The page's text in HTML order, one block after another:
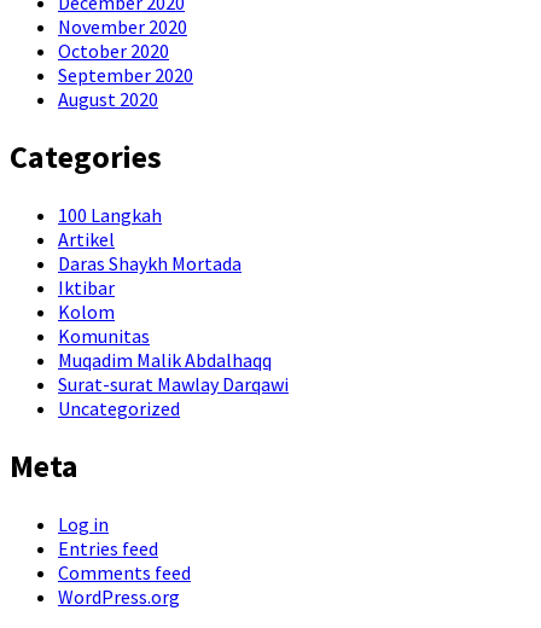
November 2020
October 2020
September 2020
August 2020
Categories
100 Langkah
Artikel
Daras Shaykh Mortada
Iktibar
Kolom
Komunitas
Muqadim Malik Abdalhaqq
Surat-surat Mawlay Darqawi
Uncategorized
Meta
Log in
Entries feed
Comments feed
WordPress.org